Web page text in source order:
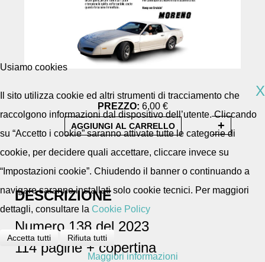
PREZZO: 6,00 €
DESCRIZIONE
Numero 138 del 2023
114 pagine + copertina
Usiamo cookies
X
Il sito utilizza cookie ed altri strumenti di tracciamento che
raccolgono informazioni dal dispositivo dell’utente. Cliccando
su “Accetto i cookie” saranno attivate tutte le categorie di
cookie, per decidere quali accettare, cliccare invece su
“Impostazioni cookie”. Chiudendo il banner o continuando a
navigare saranno installati solo cookie tecnici. Per maggiori
dettagli, consultare la Cookie Policy
Accetta tutti Rifiuta tutti
Maggiori informazioni